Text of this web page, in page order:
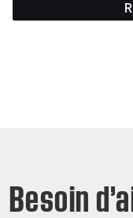
Besoin